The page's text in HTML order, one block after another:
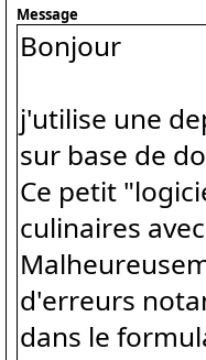
Message